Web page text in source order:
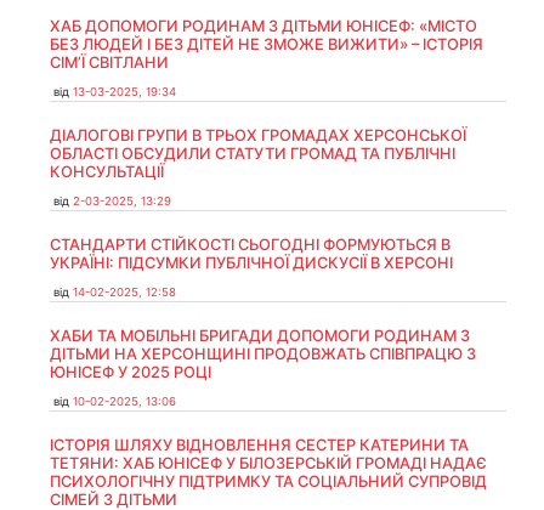
ХАБ ДОПОМОГИ РОДИНАМ З ДІТЬМИ ЮНІСЕФ: «МІСТО
БЕЗ ЛЮДЕЙ І БЕЗ ДІТЕЙ НЕ ЗМОЖЕ ВИЖИТИ» – ІСТОРІЯ
СІМʼЇ СВІТЛАНИ
від 13-03-2025, 19:34
ДІАЛОГОВІ ГРУПИ В ТРЬОХ ГРОМАДАХ ХЕРСОНСЬКОЇ
ОБЛАСТІ ОБСУДИЛИ СТАТУТИ ГРОМАД ТА ПУБЛІЧНІ
КОНСУЛЬТАЦІЇ
від 2-03-2025, 13:29
СТАНДАРТИ СТІЙКОСТІ СЬОГОДНІ ФОРМУЮТЬСЯ В
УКРАЇНІ: ПІДСУМКИ ПУБЛІЧНОЇ ДИСКУСІЇ В ХЕРСОНІ
від 14-02-2025, 12:58
ХАБИ ТА МОБІЛЬНІ БРИГАДИ ДОПОМОГИ РОДИНАМ З
ДІТЬМИ НА ХЕРСОНЩИНІ ПРОДОВЖАТЬ СПІВПРАЦЮ З
ЮНІСЕФ У 2025 РОЦІ
від 10-02-2025, 13:06
ІСТОРІЯ ШЛЯХУ ВІДНОВЛЕННЯ СЕСТЕР КАТЕРИНИ ТА
ТЕТЯНИ: ХАБ ЮНІСЕФ У БІЛОЗЕРСЬКІЙ ГРОМАДІ НАДАЄ
ПСИХОЛОГІЧНУ ПІДТРИМКУ ТА СОЦІАЛЬНИЙ СУПРОВІД
СІМЕЙ З ДІТЬМИ